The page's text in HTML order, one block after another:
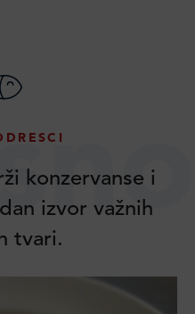
konzervanse i
izvor važnih
tvari.